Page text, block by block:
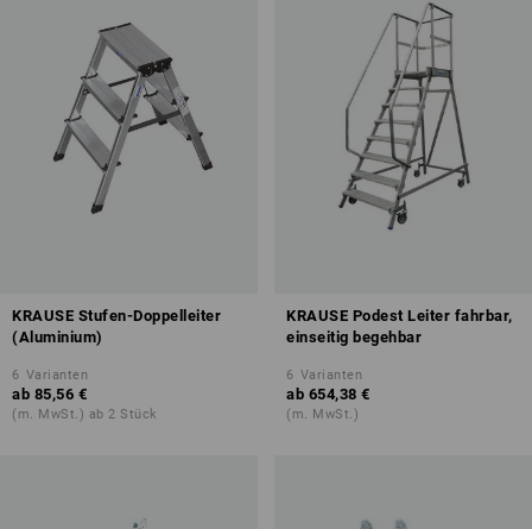
KRAUSE Stufen-Doppelleiter
(Aluminium)
6 Varianten
ab 85,56 €
(m. MwSt.) ab 2 Stück
KRAUSE Podest Leiter fahrbar,
einseitig begehbar
6 Varianten
ab 654,38 €
(m. MwSt.)